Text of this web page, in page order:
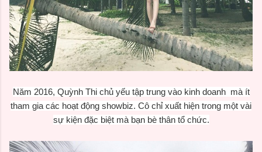
Năm 2016, Quỳnh Thi chủ yếu tập trung vào kinh doanh mà ít
tham gia các hoạt động showbiz. Cô chỉ xuất hiện trong một vài
sự kiện đặc biệt mà bạn bè thân tổ chức.